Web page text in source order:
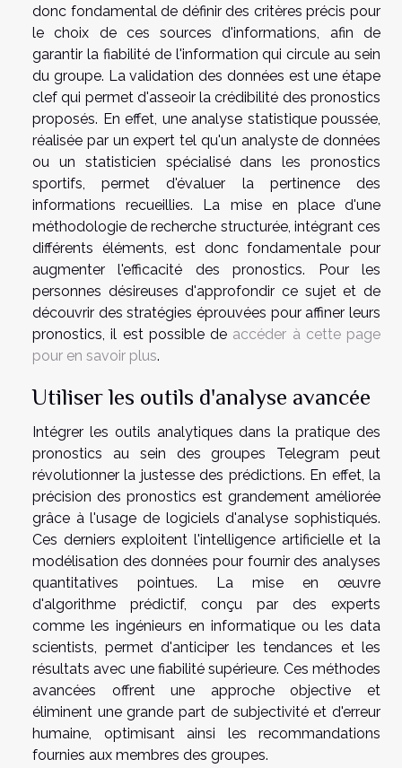
donc fondamental de définir des critères précis pour
le choix de ces sources d'informations, afin de
garantir la fiabilité de l'information qui circule au sein
du groupe. La validation des données est une étape
clef qui permet d'asseoir la crédibilité des pronostics
proposés. En effet, une analyse statistique poussée,
réalisée par un expert tel qu'un analyste de données
ou un statisticien spécialisé dans les pronostics
sportifs, permet d'évaluer la pertinence des
informations recueillies. La mise en place d'une
méthodologie de recherche structurée, intégrant ces
différents éléments, est donc fondamentale pour
augmenter l'efficacité des pronostics. Pour les
personnes désireuses d'approfondir ce sujet et de
découvrir des stratégies éprouvées pour affiner leurs
pronostics, il est possible de accéder à cette page
pour en savoir plus.
Utiliser les outils d'analyse avancée
Intégrer les outils analytiques dans la pratique des
pronostics au sein des groupes Telegram peut
révolutionner la justesse des prédictions. En effet, la
précision des pronostics est grandement améliorée
grâce à l'usage de logiciels d'analyse sophistiqués.
Ces derniers exploitent l'intelligence artificielle et la
modélisation des données pour fournir des analyses
quantitatives pointues. La mise en œuvre
d'algorithme prédictif, conçu par des experts
comme les ingénieurs en informatique ou les data
scientists, permet d'anticiper les tendances et les
résultats avec une fiabilité supérieure. Ces méthodes
avancées offrent une approche objective et
éliminent une grande part de subjectivité et d'erreur
humaine, optimisant ainsi les recommandations
fournies aux membres des groupes.